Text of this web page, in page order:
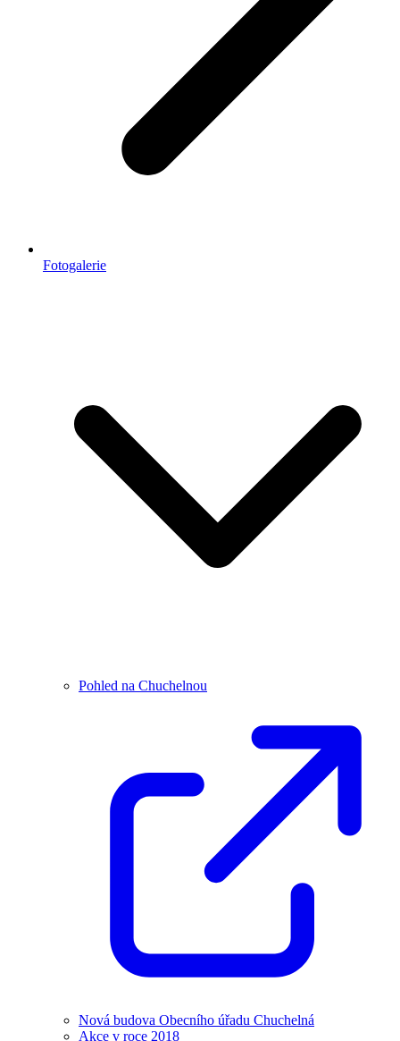
Fotogalerie
Pohled na Chuchelnou
Nová budova Obecního úřadu Chuchelná
Akce v roce 2018